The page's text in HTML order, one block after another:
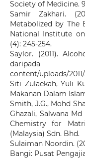
Society of Medicine.
Samir Zakhari.
Metabolized by The
National Institute
(4): 245-254.
Saylor. (2011).
daripada
content/uploads/
Siti Zulaekah, Yuli
Makanan Dalam
Smith, J.G., Mohd
Ghazali, Salwana
Chemistry for
(Malaysia) Sdn. Bhd.
Sulaiman Noordin.
Bangi: Pusat